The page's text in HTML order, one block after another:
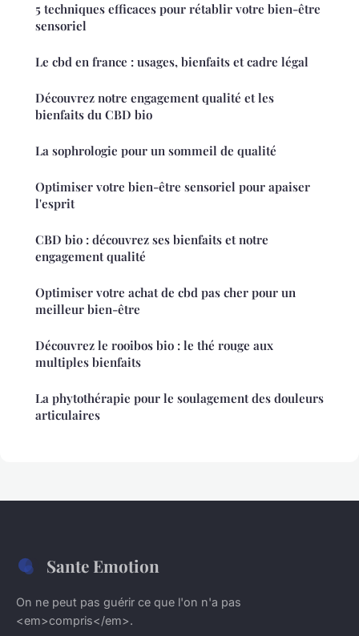
5 techniques efficaces pour rétablir votre bien-être
sensoriel
Le cbd en france : usages, bienfaits et cadre légal
Découvrez notre engagement qualité et les
bienfaits du CBD bio
La sophrologie pour un sommeil de qualité
Optimiser votre bien-être sensoriel pour apaiser
l'esprit
CBD bio : découvrez ses bienfaits et notre
engagement qualité
Optimiser votre achat de cbd pas cher pour un
meilleur bien-être
Découvrez le rooibos bio : le thé rouge aux
multiples bienfaits
La phytothérapie pour le soulagement des douleurs
articulaires
Sante Emotion
On ne peut pas guérir ce que l'on n'a pas
<em>compris</em>.